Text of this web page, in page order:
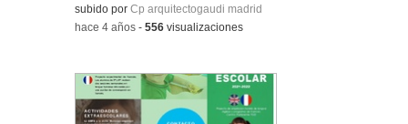
Contenido educativo.
subido porCp arquitectogaudi madrid
-hace 4 años -556 visualizaciones